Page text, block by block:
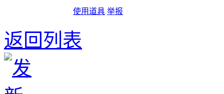
使用道具 举报
返回列表